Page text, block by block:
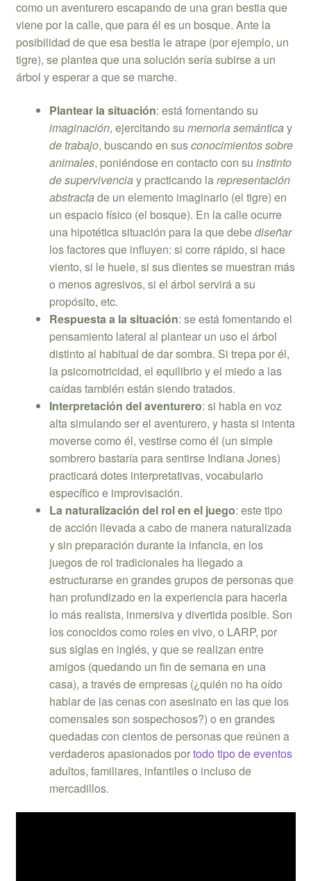
como un aventurero escapando de una gran bestia que
viene por la calle, que para él es un bosque. Ante la
posibilidad de que esa bestia le atrape (por ejemplo, un
tigre), se plantea que una solución sería subirse a un
árbol y esperar a que se marche.
Plantear la situación: está fomentando su
imaginación, ejercitando su memoria semánticay
de trabajo, buscando en susconocimientos sobre
animales, poniéndose en contacto con su instinto
de supervivenciay practicando larepresentación
abstractade un elemento imaginario (el tigre) en
un espacio físico (el bosque). En la calle ocurre
una hipotética situación para la que debediseñar
los factores que influyen: si corre rápido, si hace
viento, si le huele, si sus dientes se muestran más
o menos agresivos, si el árbol servirá a su
propósito, etc.
Respuesta a la situación: se está fomentando el
pensamiento lateral al plantear un uso el árbol
distinto al habitual de dar sombra. Si trepa por él,
la psicomotricidad, el equilibrio y el miedo a las
caídas también están siendo tratados.
Interpretación del aventurero: si habla en voz
alta simulando ser el aventurero, y hasta si intenta
moverse como él, vestirse como él (un simple
sombrero bastaría para sentirse Indiana Jones)
practicará dotes interpretativas, vocabulario
específico e improvisación.
La naturalización del rol en el juego: este tipo
de acción llevada a cabo de manera naturalizada
y sin preparación durante la infancia, en los
juegos de rol tradicionales ha llegado a
estructurarse en grandes grupos de personas que
han profundizado en la experiencia para hacerla
lo más realista, inmersiva y divertida posible. Son
los conocidos como roles en vivo, o LARP, por
sus siglas en inglés, y que se realizan entre
amigos (quedando un fin de semana en una
casa), a través de empresas (¿quién no ha oído
hablar de las cenas con asesinato en las que los
comensales son sospechosos?) o en grandes
quedadas con cientos de personas que reúnen a
verdaderos apasionados portodo tipo de eventos
adultos, familiares, infantiles o incluso de
mercadillos.